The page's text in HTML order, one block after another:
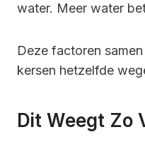
water. Meer water
Deze factoren
kersen hetzelfde
Dit Weegt Zo